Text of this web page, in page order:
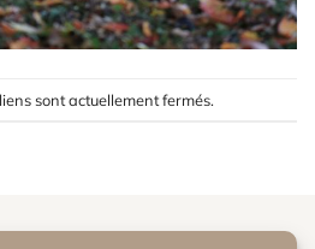
sont actuellement fermés.